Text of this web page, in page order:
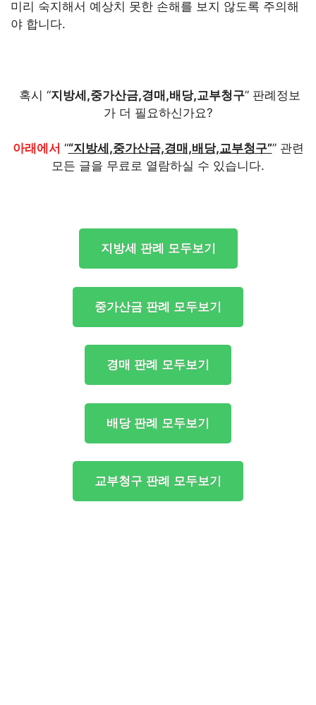
미리 숙지해서 예상치 못한 손해를 보지 않도록 주의해
야 합니다.
혹시 “지방세,중가산금,경매,배당,교부청구” 판례정보
가 더 필요하신가요?
아래에서 ““지방세,중가산금,경매,배당,교부청구”” 관련
모든 글을 무료로 열람하실 수 있습니다.
지방세 판례 모두보기
중가산금 판례 모두보기
경매 판례 모두보기
배당 판례 모두보기
교부청구 판례 모두보기